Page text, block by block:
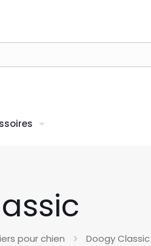
pour chien Doogy Classic